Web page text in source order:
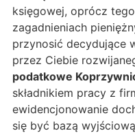
księgowej, oprócz
zagadnieniach
przynosić decydujące
przez Ciebie
podatkowe
składnikiem pracy z
ewidencjonowanie
się być bazą